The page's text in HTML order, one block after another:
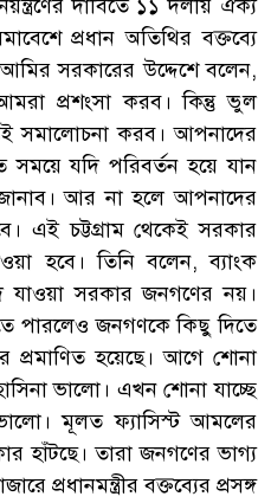
দাবিতে ১১ দলীয় ঐক্য
প্রধান অতিথির বক্তব্যে
সরকারের উদ্দেশে বলেন,
প্রশংসা করব। কিন্তু ভুল
সমালোচনা করব। আপনাদের
যদি পরিবর্তন হয়ে যান
আর না হলে আপনাদের
এই চট্টগ্রাম থেকেই সরকার
হবে। তিনি বলেন, ব্যাংক
যাওয়া সরকার জনগণের নয়।
পারলেও জনগণকে কিছু দিতে
হয়েছে। আগে শোনা
ভালো। এখন শোনা যাচ্ছে
ভালো। মূলত ফ্যাসিস্ট আমলের
হাঁটছে। তারা জনগণের ভাগ্য
প্রধানমন্ত্রীর বক্তব্যের প্রসঙ্গ